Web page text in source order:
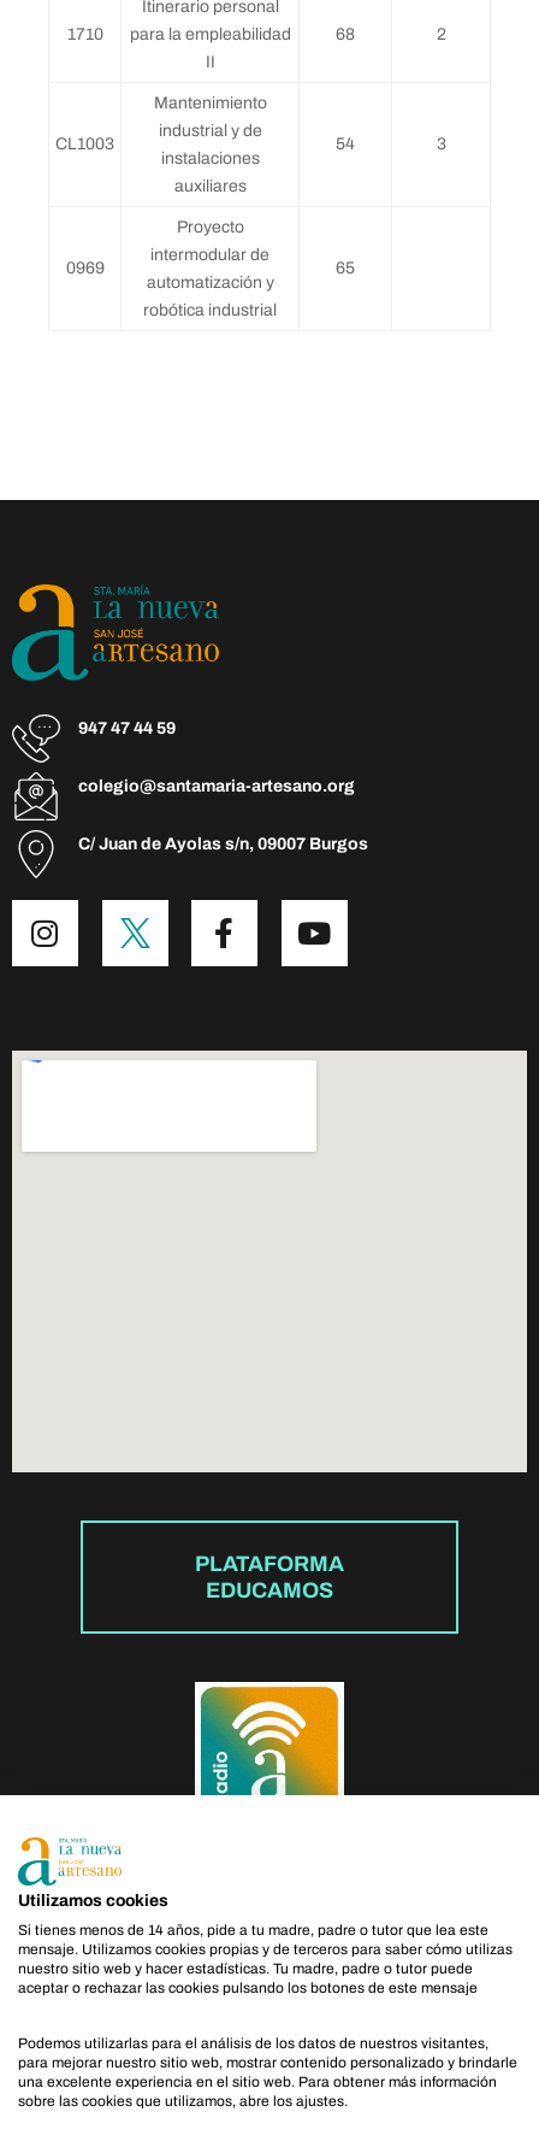
1710
Itinerario personal
para la empleabilidad
II
68 2
CL1003
Mantenimiento
industrial y de
instalaciones
auxiliares
54 3
0969
Proyecto
intermodular de
automatización y
robótica industrial
65
947 47 44 59
colegio@santamaria-artesano.org
C/ Juan de Ayolas s/n, 09007 Burgos
PLATAFORMA
EDUCAMOS
Política de Privacidad|Política de Cookies|Aviso Legal
Utilizamos cookies
Si tienes menos de 14 años, pide a tu madre, padre o tutor que lea este
mensaje. Utilizamos cookies propias y de terceros para saber cómo utilizas
nuestro sitio web y hacer estadísticas. Tu madre, padre o tutor puede
aceptar o rechazar las cookies pulsando los botones de este mensaje
Podemos utilizarlas para el análisis de los datos de nuestros visitantes,
para mejorar nuestro sitio web, mostrar contenido personalizado y brindarle
una excelente experiencia en el sitio web. Para obtener más información
sobre las cookies que utilizamos, abre los ajustes.